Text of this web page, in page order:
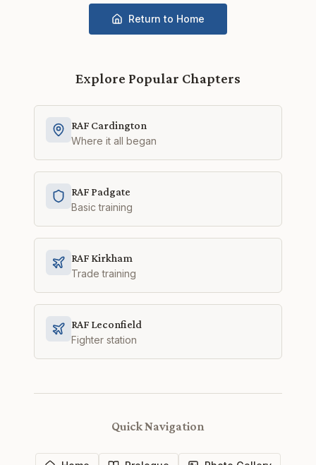
Return to Home
Explore Popular Chapters
RAF Cardington
Where it all began
RAF Padgate
Basic training
RAF Kirkham
Trade training
RAF Leconfield
Fighter station
Quick Navigation